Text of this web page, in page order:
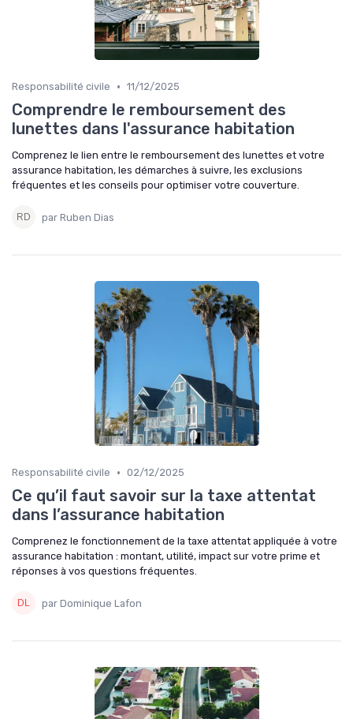
Responsabilité civile • 11/12/2025
Comprendre le remboursement des
lunettes dans l'assurance habitation
Comprenez le lien entre le remboursement des lunettes et votre
assurance habitation, les démarches à suivre, les exclusions
fréquentes et les conseils pour optimiser votre couverture.
par Ruben Dias
Responsabilité civile • 02/12/2025
Ce qu’il faut savoir sur la taxe attentat
dans l’assurance habitation
Comprenez le fonctionnement de la taxe attentat appliquée à votre
assurance habitation : montant, utilité, impact sur votre prime et
réponses à vos questions fréquentes.
par Dominique Lafon